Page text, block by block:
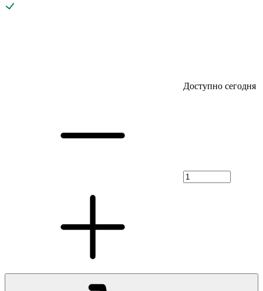
Доступно сегодня